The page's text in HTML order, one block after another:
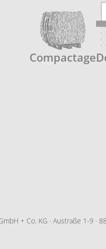
Compactage
+ Co. KG · Austraße 1-9 ·